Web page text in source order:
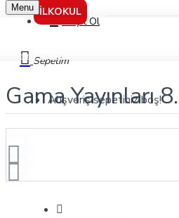
Kayıt Ol
Sepetim
Alışveriş sepetiniz boş!
İLKOKUL
Menu
Gama Yayınları 8. Sınıf Matematik
Gama Yayınları